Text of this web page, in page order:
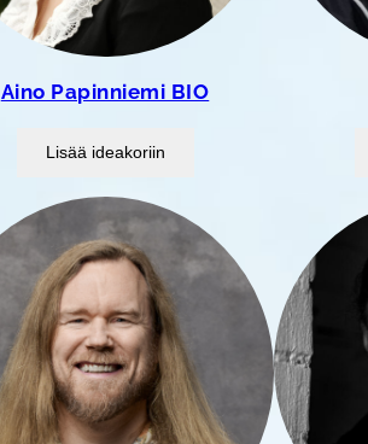
Aino Papinniemi BIO
Lisää ideakoriin